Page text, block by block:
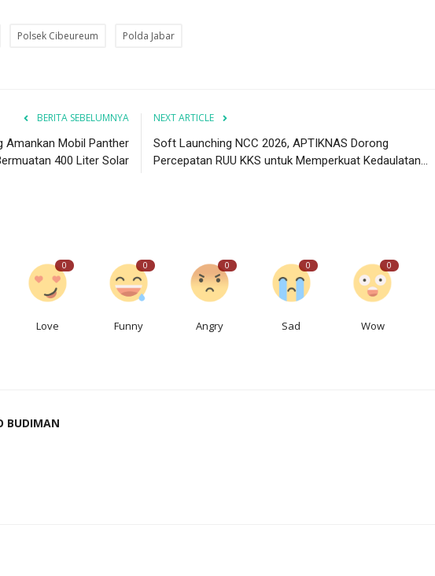
Polsek Cibeureum Polda Jabar
BERITA SEBELUMNYA
Amankan Mobil Panther
400 Liter Solar
NEXT ARTICLE
Soft Launching NCC 2026, APTIKNAS Dorong
Percepatan RUU KKS untuk Memperkuat Kedaulatan...
0
Love
0
Funny
0
Angry
0
Sad
0
Wow
BUDIMAN